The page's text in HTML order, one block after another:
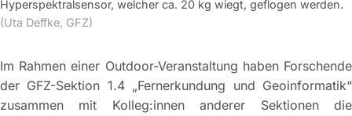
Hyperspektralsensor, welcher ca. 20 kg wiegt, geflogen werden.
(Uta Deffke, GFZ)
Im Rahmen einer Outdoor-Veranstaltung haben Forschende
der GFZ-Sektion 1.4 „Fernerkundung und Geoinformatik“
zusammen mit Kolleg:innen anderer Sektionen die